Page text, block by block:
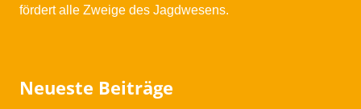
fördert alle Zweige des Jagdwesens.
Neueste Beiträge